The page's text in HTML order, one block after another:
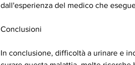
dall'esperienza del medico che
Conclusioni
In conclusione, difficoltà a urinare e